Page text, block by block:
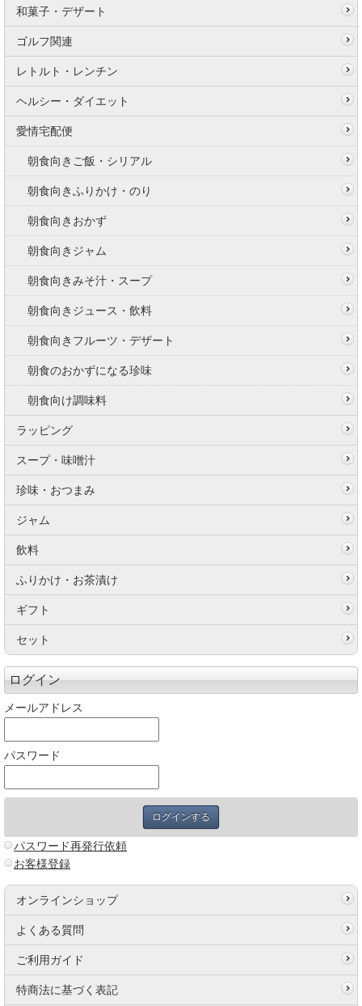
和菓子・デザート
ゴルフ関連
レトルト・レンチン
ヘルシー・ダイエット
愛情宅配便
朝食向きご飯・シリアル
朝食向きふりかけ・のり
朝食向きおかず
朝食向きジャム
朝食向きみそ汁・スープ
朝食向きジュース・飲料
朝食向きフルーツ・デザート
朝食のおかずになる珍味
朝食向け調味料
ラッピング
スープ・味噌汁
珍味・おつまみ
ジャム
飲料
ふりかけ・お茶漬け
ギフト
セット
ログイン
メールアドレス
パスワード
パスワード再発行依頼
お客様登録
オンラインショップ
よくある質問
ご利用ガイド
特商法に基づく表記